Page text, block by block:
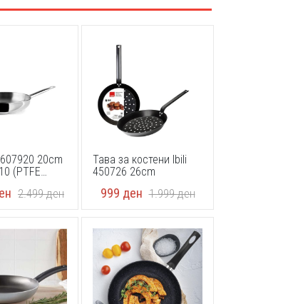
20cm
(PTFE
2.499ден
Тава за костени Ibili
450726 26cm
999 ден 1.999ден